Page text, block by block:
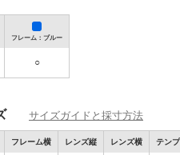
ショッピングをお楽しみくださいませ。
新作】Atlantic STARS日本上陸モデル徹底解
フレーム：ブルー
○
サイズガイドと採寸方法
フレーム横 レンズ縦 レンズ横 テン